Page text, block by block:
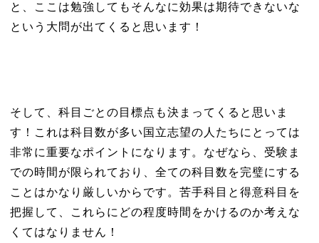
と、ここは勉強してもそんなに効果は期待できないな
という大問が出てくると思います！
そして、科目ごとの目標点も決まってくると思いま
す！これは科目数が多い国立志望の人たちにとっては
非常に重要なポイントになります。なぜなら、受験ま
での時間が限られており、全ての科目数を完璧にする
ことはかなり厳しいからです。苦手科目と得意科目を
把握して、これらにどの程度時間をかけるのか考えな
くてはなりません！